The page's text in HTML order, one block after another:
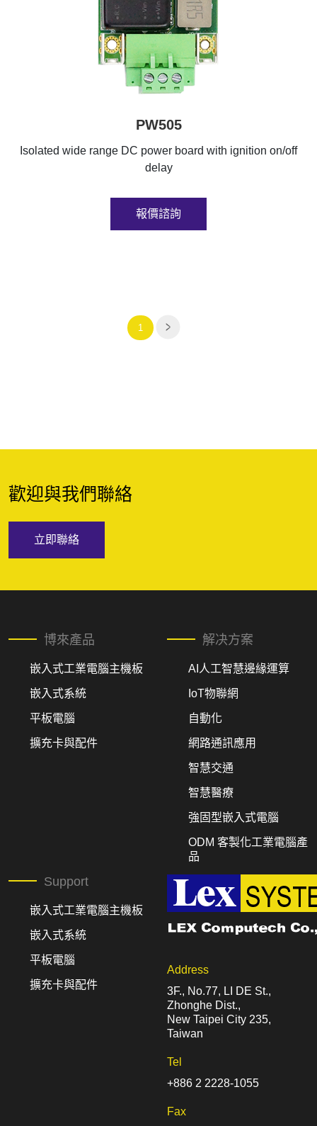
PW505
Isolated wide range DC power board with ignition on/off
delay
報價諮詢
1
歡迎與我們聯絡
立即聯絡
博來產品
嵌入式工業電腦主機板
嵌入式系統
平板電腦
擴充卡與配件
解决方案
AI人工智慧邊緣運算
IoT物聯網
自動化
網路通訊應用
智慧交通
智慧醫療
強固型嵌入式電腦
ODM 客製化工業電腦產
品
Support
嵌入式工業電腦主機板
嵌入式系統
平板電腦
擴充卡與配件
Address
3F., No.77, LI DE St.,
Zhonghe Dist.,
New Taipei City 235,
Taiwan
Tel
+886 2 2228-1055
Fax